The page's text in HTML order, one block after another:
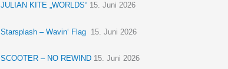
JULIAN KITE „WORLDS“ 15. Juni 2026
Starsplash – Wavin‘ Flag 15. Juni 2026
SCOOTER – NO REWIND 15. Juni 2026